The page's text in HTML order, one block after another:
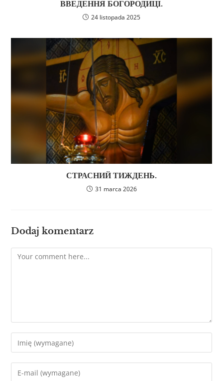
ВВЕДЕННЯ БОГОРОДИЦІ.
24 listopada 2025
СТРАСНИЙ ТИЖДЕНЬ.
31 marca 2026
Dodaj komentarz